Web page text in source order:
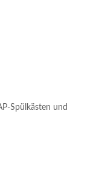
Spülkästen und